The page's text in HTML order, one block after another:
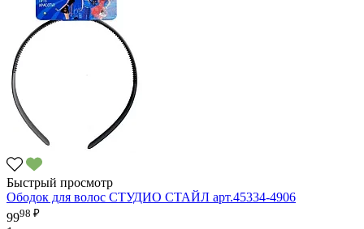
Быстрый просмотр
Ободок для волос СТУДИО СТАЙЛ арт.45334-4906
9998 ₽